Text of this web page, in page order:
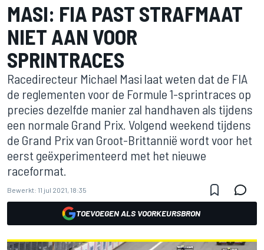
MASI: FIA PAST STRAFMAAT
NIET AAN VOOR
SPRINTRACES
Racedirecteur Michael Masi laat weten dat de FIA
de reglementen voor de Formule 1-sprintraces op
precies dezelfde manier zal handhaven als tijdens
een normale Grand Prix. Volgend weekend tijdens
de Grand Prix van Groot-Brittannië wordt voor het
eerst geëxperimenteerd met het nieuwe
raceformat.
Bewerkt: 11 jul 2021, 18:35
TOEVOEGEN ALS VOORKEURSBRON